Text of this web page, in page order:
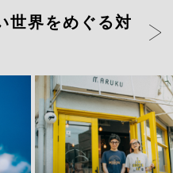
世界をめぐる対